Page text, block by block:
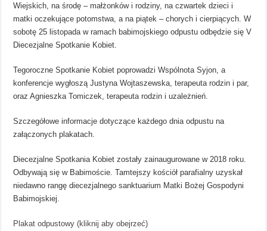
Wiejskich, na środę – małżonków i rodziny, na czwartek dzieci i
matki oczekujące potomstwa, a na piątek – chorych i cierpiących. W
sobotę 25 listopada w ramach babimojskiego odpustu odbędzie się V
Diecezjalne Spotkanie Kobiet.
Tegoroczne Spotkanie Kobiet poprowadzi Wspólnota Syjon, a
konferencje wygłoszą Justyna Wojtaszewska, terapeuta rodzin i par,
oraz Agnieszka Tomiczek, terapeuta rodzin i uzależnień.
Szczegółowe informacje dotyczące każdego dnia odpustu na
załączonych plakatach.
Diecezjalne Spotkania Kobiet zostały zainaugurowane w 2018 roku.
Odbywają się w Babimoście. Tamtejszy kościół parafialny uzyskał
niedawno rangę diecezjalnego sanktuarium Matki Bożej Gospodyni
Babimojskiej.
Plakat odpustowy (kliknij aby obejrzeć)